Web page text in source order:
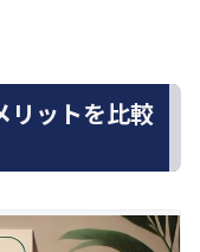
リットを比較